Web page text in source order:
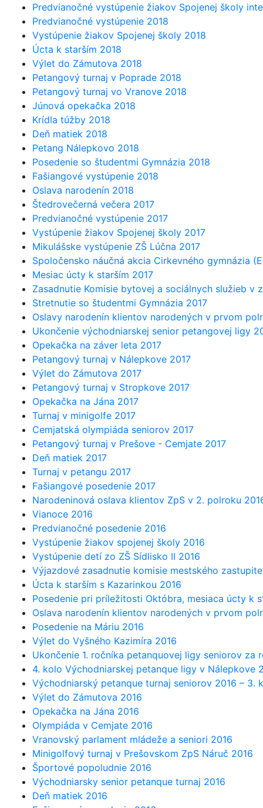
Predvianočné vystúpenie žiakov Spojenej školy
Predvianočné vystúpenie 2018
Vystúpenie žiakov Spojenej školy 2018
Úcta k starším 2018
Výlet do Zámutova 2018
Petangový turnaj v Poprade 2018
Petangový turnaj vo Vranove 2018
Júnová opekačka 2018
Krídla túžby 2018
Deň matiek 2018
Petang Nálepkovo 2018
Posedenie so študentmi Gymnázia 2018
Fašiangové vystúpenie 2018
Oslava narodenín 2018
Štedrovečerná večera 2017
Predvianočné vystúpenie 2017
Vystúpenie žiakov Spojenej školy 2017
Mikulášske vystúpenie ZŠ Lúčna 2017
Spoločensko náučná akcia Cirkevného gymnázia
Mesiac úcty k starším 2017
Zasadnutie Komisie bytovej a sociálnych služieb v
Stretnutie so študentmi Gymnázia 2017
Oslavy narodenín klientov narodených v prvom
Ukončenie východniarskej senior petangovej ligy
Opekačka na záver leta 2017
Petangový turnaj v Nálepkove 2017
Výlet do Zámutova 2017
Petangový turnaj v Stropkove 2017
Opekačka na Jána 2017
Turnaj v minigolfe 2017
Cemjatská olympiáda seniorov 2017
Petangový turnaj v Prešove - Cemjate 2017
Deň matiek 2017
Turnaj v petangu 2017
Fašiangové posedenie 2017
Narodeninová oslava klientov ZpS v 2. polroku
Vianoce 2016
Predvianočné posedenie 2016
Vystúpenie žiakov spojenej školy 2016
Vystúpenie detí zo ZŠ Sídlisko II 2016
Výjazdové zasadnutie komisie mestského
Úcta k starším s Kazarinkou 2016
Posedenie pri príležitosti Októbra, mesiaca úcty k
Oslava narodenín klientov narodených v prvom
Posedenie na Máriu 2016
Výlet do Vyšného Kazimíra 2016
Ukončenie 1. ročníka petanquovej ligy seniorov za
4. kolo Východniarskej petanque ligy v Nálepkove
Východniarský petanque turnaj seniorov 2016 – 3.
Výlet do Zámutova 2016
Opekačka na Jána 2016
Olympiáda v Cemjate 2016
Vranovský parlament mládeže a seniori 2016
Minigolfový turnaj v Prešovskom ZpS Náruč 2016
Športové popoludnie 2016
Východniarsky senior petanque turnaj 2016
Deň matiek 2016